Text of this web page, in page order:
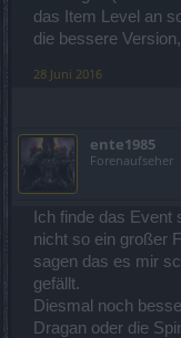
das Item Level an
die bessere
28 Juni 2016
ente1985
Forenaufseher
Ich finde das Event
nicht so ein großer
sagen das es mir
gefällt.
Diesmal noch
Dragan oder die